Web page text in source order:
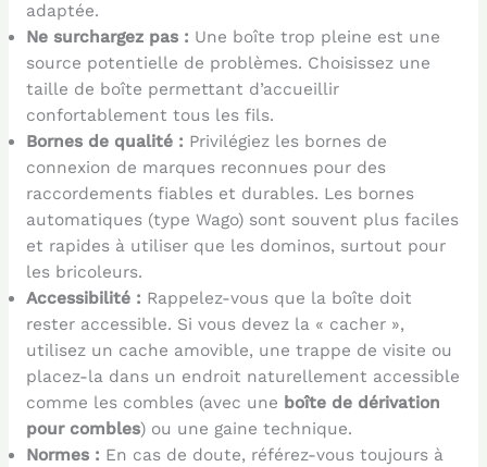
adaptée.
Ne surchargez pas : Une boîte trop pleine est une
source potentielle de problèmes. Choisissez une
taille de boîte permettant d’accueillir
confortablement tous les fils.
Bornes de qualité : Privilégiez les bornes de
connexion de marques reconnues pour des
raccordements fiables et durables. Les bornes
automatiques (type Wago) sont souvent plus faciles
et rapides à utiliser que les dominos, surtout pour
les bricoleurs.
Accessibilité : Rappelez-vous que la boîte doit
rester accessible. Si vous devez la « cacher »,
utilisez un cache amovible, une trappe de visite ou
placez-la dans un endroit naturellement accessible
comme les combles (avec une boîte de dérivation
pour combles) ou une gaine technique.
Normes : En cas de doute, référez-vous toujours à